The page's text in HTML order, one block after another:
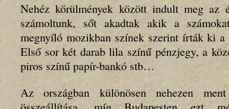
Nehéz körülmények között indult meg
számoltunk, sőt akadtak akik a
megnyíló mozikban színek szerint írták ki
Első sor két darab lila színű pénzjegy, a
piros színű papír-bankó stb…
Az országban különösen nehezen